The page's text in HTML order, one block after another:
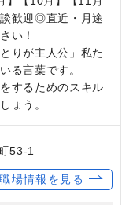
歓迎◎直近・月途
い！
りが主人公」私た
る言葉です。
するためのスキル
ょう。
53-1
職場情報を見る